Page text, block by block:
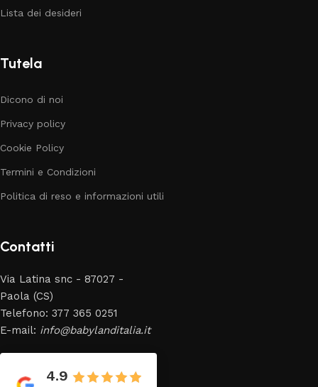
Lista dei desideri
Tutela
Dicono di noi
Privacy policy
Cookie Policy
Termini e Condizioni
Politica di reso e informazioni utili
Contatti
Via Latina snc - 87027 -
Paola (CS)
Telefono: 377 365 0251
E-mail: info@babylanditalia.it
4.9